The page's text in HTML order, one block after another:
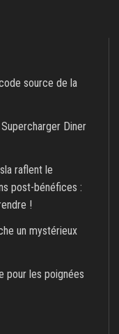
source de la
Diner
raflent le
post-bénéfices :
!
un mystérieux
pour les poignées